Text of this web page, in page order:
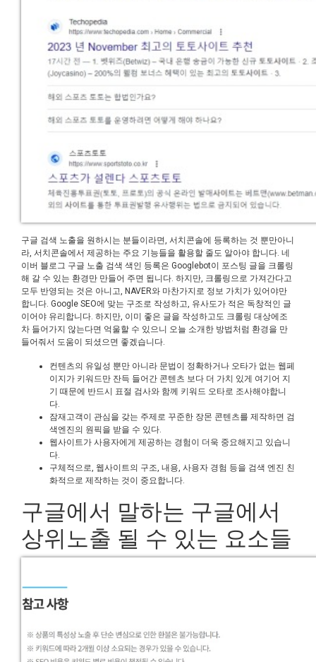
구글 검색 노출을 원하시는 분들이라면, 서치콘솔에 등록하는 것 뿐만아니
라, 서치콘솔에서 제공하는 주요 기능들을 활용할 줄도 알아야 합니다. 네
이버 블로그 구글 노출 검색 색인 등록은 Googlebot이 포스팅 글을 크롤링
해 갈 수 있는 환경만 만들어 주면 됩니다. 하지만, 크롤링으로 가져간다고
모두 반영되는 것은 아니고, NAVER와 마찬가지로 정보 가치가 있어야만
합니다. Google SEO에 맞는 구조로 작성하고, 유사도가 적은 독창적인 글
이어야 유리합니다. 하지만, 이미 좋은 글을 작성하고도 크롤링 대상에조
차 들어가지 않는다면 억울할 수 있으니 오늘 소개한 방법처럼 환경을 만
들어줘서 도움이 되셨으면 좋겠습니다.
컨텐츠의 유일성 뿐만 아니라 문법이 정확하거나 오타가 없는 웹페
이지가 키워드만 잔득 들어간 콘텐츠 보다 더 가치 있게 여기어 지
기 때문에 반드시 표절 검사와 함께 키워드 오타로 조사해야합니
다.
잠재고객이 관심을 갖는 주제로 꾸준한 장몬 콘텐츠를 제작하면 검
색엔진의 원픽을 받을 수 있다.
웹사이트가 사용자에게 제공하는 경험이 더욱 중요해지고 있습니
다.
구체적으로, 웹사이트의 구조, 내용, 사용자 경험 등을 검색 엔진 친
화적으로 제작하는 것이 중요합니다.
구글에서 말하는 구글에서
상위노출 될 수 있는 요소들